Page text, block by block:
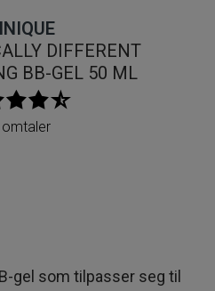
DIFFERENT
BB-GEL 50 ML
gel som tilpasser seg til